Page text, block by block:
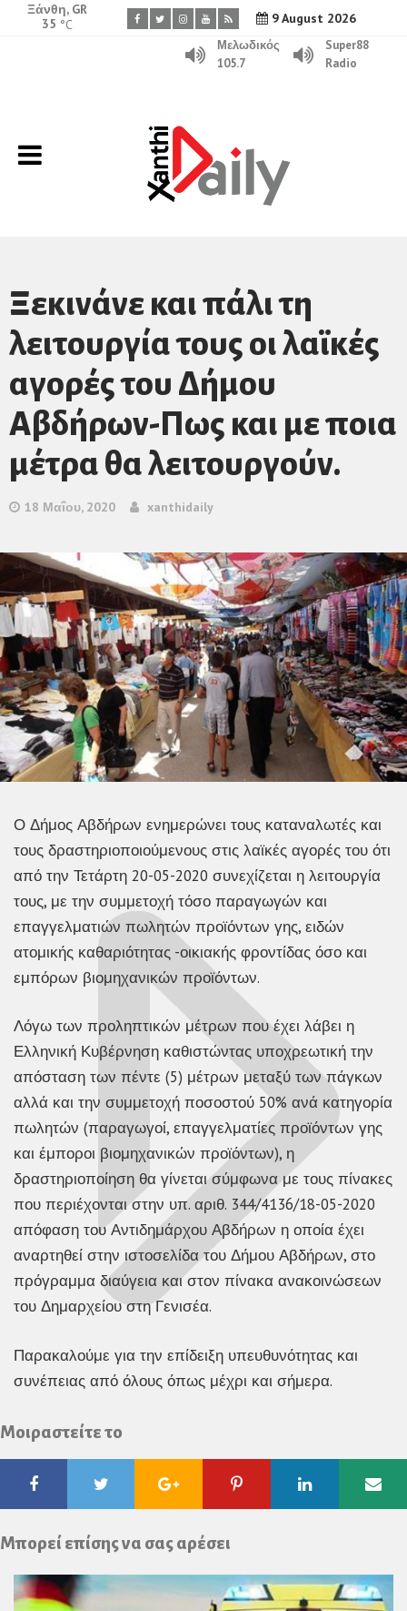
9 August 2026
Ξάνθη, GR
35 °C
Μελωδικός
105.7
Super88
Radio
Ξεκινάνε και πάλι τη
λειτουργία τους οι λαϊκές
αγορές του Δήμου
Αβδήρων-Πως και με ποια
μέτρα θα λειτουργούν.
18 Μαΐου, 2020 xanthidaily
Ο Δήμος Αβδήρων ενημερώνει τους καταναλωτές και
τους δραστηριοποιούμενους στις λαϊκές αγορές του ότι
από την Τετάρτη 20-05-2020 συνεχίζεται η λειτουργία
τους, με την συμμετοχή τόσο παραγωγών και
επαγγελματιών πωλητών προϊόντων γης, ειδών
ατομικής καθαριότητας -οικιακής φροντίδας όσο και
εμπόρων βιομηχανικών προϊόντων.
Λόγω των προληπτικών μέτρων που έχει λάβει η
Ελληνική Κυβέρνηση καθιστώντας υποχρεωτική την
απόσταση των πέντε (5) μέτρων μεταξύ των πάγκων
αλλά και την συμμετοχή ποσοστού 50% ανά κατηγορία
πωλητών (παραγωγοί, επαγγελματίες προϊόντων γης
και έμποροι βιομηχανικών προϊόντων), η
δραστηριοποίηση θα γίνεται σύμφωνα με τους πίνακες
που περιέχονται στην υπ. αριθ. 344/4136/18-05-2020
απόφαση του Αντιδημάρχου Αβδήρων η οποία έχει
αναρτηθεί στην ιστοσελίδα του Δήμου Αβδήρων, στο
πρόγραμμα διαύγεια και στον πίνακα ανακοινώσεων
του Δημαρχείου στη Γενισέα.
Παρακαλούμε για την επίδειξη υπευθυνότητας και
συνέπειας από όλους όπως μέχρι και σήμερα.
Μοιραστείτε το
FacebookTwitter Google
Plus
Pinterest Linkedin
Μπορεί επίσης να σας αρέσει